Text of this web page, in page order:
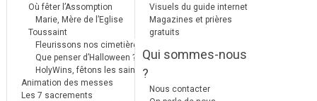
Où fêter l’Assomption
Marie, Mère de l’Eglise
Toussaint
Fleurissons nos cimetières
Que penser d’Halloween ?
HolyWins, fêtons les saints !
Animation des messes
Les 7 sacrements
Visuels du guide internet
Magazines et prières
gratuits
Qui sommes-nous
?
Nous contacter